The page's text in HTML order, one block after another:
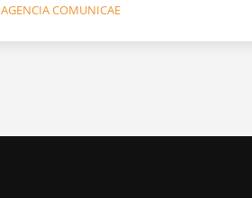
AGENCIA COMUNICAE